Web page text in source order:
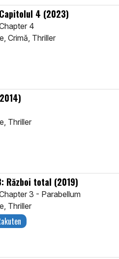
4 (2023)
4
Crimă, Thriller
Thriller
Război total (2019)
3 - Parabellum
Thriller